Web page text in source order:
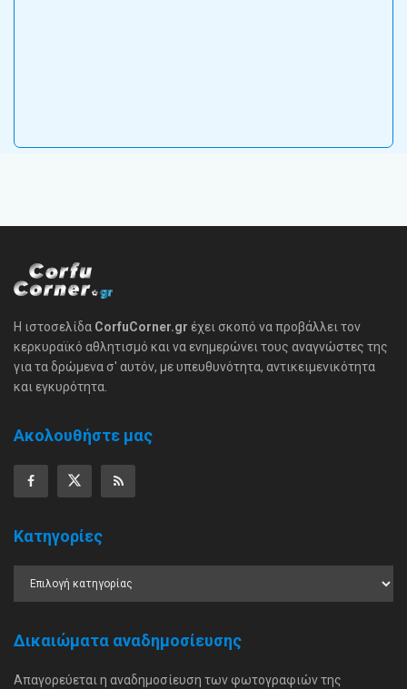
Η ιστοσελίδα CorfuCorner.gr έχει σκοπό να προβάλλει τον
κερκυραϊκό αθλητισμό και να ενημερώνει τους αναγνώστες της
για τα δρώμενα σ' αυτόν, με υπευθυνότητα, αντικειμενικότητα
και εγκυρότητα.
Ακολουθήστε μας
Κατηγορίες
Δικαιώματα αναδημοσίευσης
Απαγορεύεται η αναδημοσίευση των φωτογραφιών της